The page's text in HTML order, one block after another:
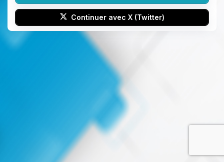
Continuer avec X (Twitter)